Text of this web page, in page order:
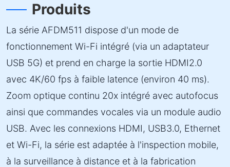
Produits
La série AFDM511 dispose d'un mode de
fonctionnement Wi-Fi intégré (via un adaptateur
USB 5G) et prend en charge la sortie HDMI2.0
avec 4K/60 fps à faible latence (environ 40 ms).
Zoom optique continu 20x intégré avec autofocus
ainsi que commandes vocales via un module audio
USB. Avec les connexions HDMI, USB3.0, Ethernet
et Wi-Fi, la série est adaptée à l'inspection mobile,
à la surveillance à distance et à la fabrication